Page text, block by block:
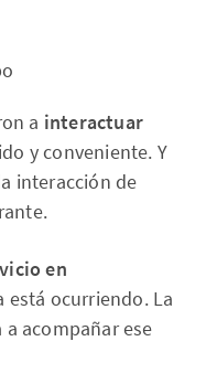
a interactuar
y conveniente. Y
interacción de
en
está ocurriendo. La
acompañar ese